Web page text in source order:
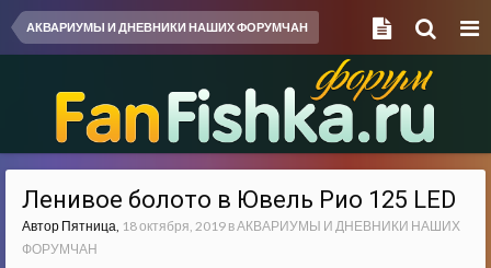
АКВАРИУМЫ И ДНЕВНИКИ НАШИХ ФОРУМЧАН
Ленивое болото в Ювель Рио 125 LED
Автор Пятница, 18 октября, 2019 вАКВАРИУМЫ И ДНЕВНИКИ НАШИХ
ФОРУМЧАН